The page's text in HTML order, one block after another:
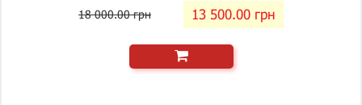
18 000.00 грн 13 500.00 грн